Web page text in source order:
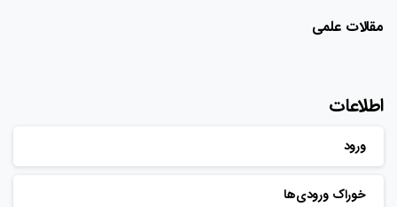
مقالات علمی
اطلاعات
ورود
خوراک ورودی‌ها